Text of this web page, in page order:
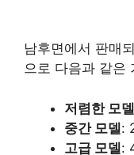
남후면에서 판매
으로 다음과 같은
저렴한 모델
중간 모델:
고급 모델: